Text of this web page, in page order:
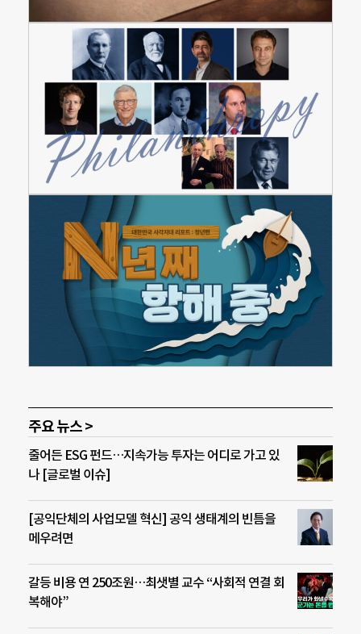
주요 뉴스 >
줄어든 ESG 펀드…지속가능 투자는 어디로 가고 있
나 [글로벌 이슈]
[공익단체의 사업모델 혁신] 공익 생태계의 빈틈을
메우려면
갈등 비용 연 250조원…최샛별 교수 “사회적 연결 회
복해야”